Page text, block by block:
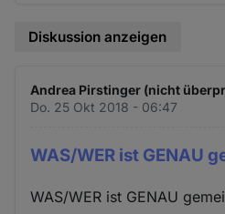
Diskussion anzeigen
Andrea Pirstinger (nicht
Do. 25 Okt 2018 - 06:47
WAS/WER ist GENAU
WAS/WER ist GENAU